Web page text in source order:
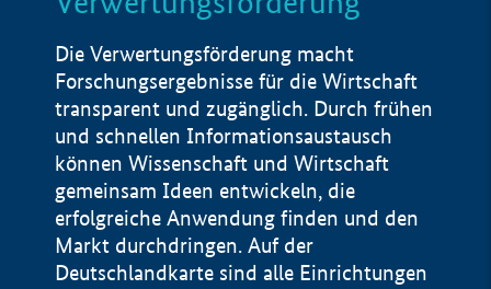
Die Verwertungsförderung macht
Forschungsergebnisse für die Wirtschaft
transparent und zugänglich. Durch frühen
und schnellen Informationsaustausch
können Wissenschaft und Wirtschaft
gemeinsam Ideen entwickeln, die
erfolgreiche Anwendung finden und den
Markt durchdringen. Auf der
Deutschlandkarte sind alle Einrichtungen